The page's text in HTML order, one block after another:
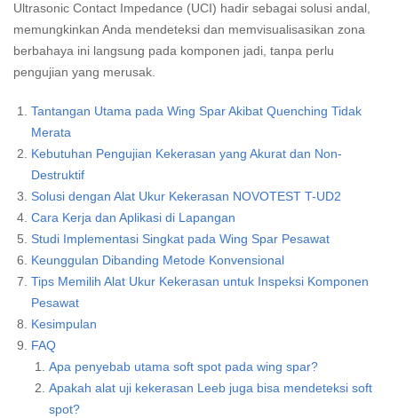
Ultrasonic Contact Impedance (UCI) hadir sebagai solusi andal,
memungkinkan Anda mendeteksi dan memvisualisasikan zona
berbahaya ini langsung pada komponen jadi, tanpa perlu
pengujian yang merusak.
Tantangan Utama pada Wing Spar Akibat Quenching Tidak
Merata
Kebutuhan Pengujian Kekerasan yang Akurat dan Non-
Destruktif
Solusi dengan Alat Ukur Kekerasan NOVOTEST T-UD2
Cara Kerja dan Aplikasi di Lapangan
Studi Implementasi Singkat pada Wing Spar Pesawat
Keunggulan Dibanding Metode Konvensional
Tips Memilih Alat Ukur Kekerasan untuk Inspeksi Komponen
Pesawat
Kesimpulan
FAQ
Apa penyebab utama soft spot pada wing spar?
Apakah alat uji kekerasan Leeb juga bisa mendeteksi soft
spot?